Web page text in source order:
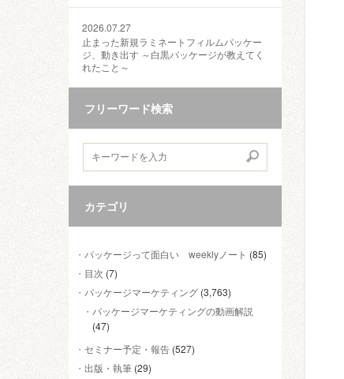
2026.07.27
止まった新規ラミネートフィルムパッケー
ジ、動き出す ～白黒パッケージが教えてく
れたこと～
フリーワード検索
カテゴリ
パッケージって面白い weeklyノート (85)
目次 (7)
パッケージマーケティング (3,763)
パッケージマーケティングの動画解説
(47)
セミナー予定・報告 (527)
出版・執筆 (29)